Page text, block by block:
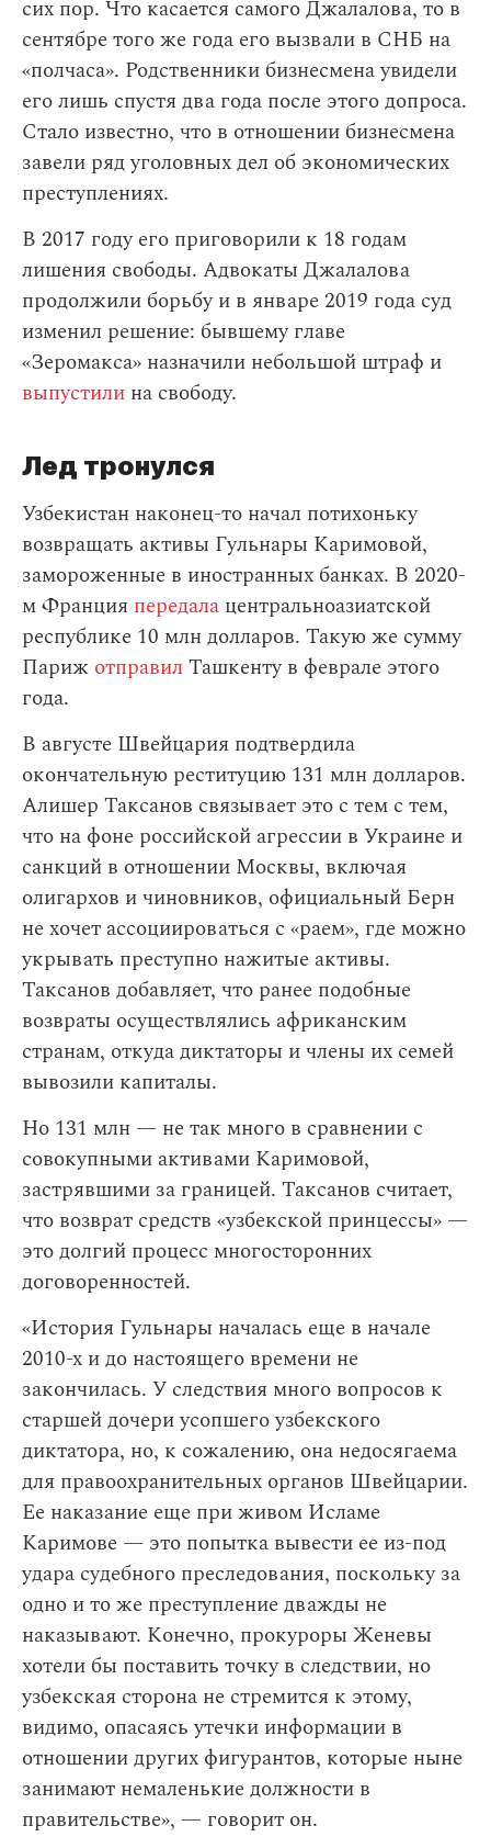
сих пор. Что касается самого Джалалова, то в
сентябре того же года его вызвали в СНБ на
«полчаса». Родственники бизнесмена увидели
его лишь спустя два года после этого допроса.
Стало известно, что в отношении бизнесмена
завели ряд уголовных дел об экономических
преступлениях.
В 2017 году его приговорили к 18 годам
лишения свободы. Адвокаты Джалалова
продолжили борьбу и в январе 2019 года суд
изменил решение: бывшему главе
«Зеромакса» назначили небольшой штраф и
выпустили на свободу.
Лед тронулся
Узбекистан наконец-то начал потихоньку
возвращать активы Гульнары Каримовой,
замороженные в иностранных банках. В 2020-
м Франция передала центральноазиатской
республике 10 млн долларов. Такую же сумму
Париж отправилТашкенту в феврале этого
года.
В августе Швейцария подтвердила
окончательную реституцию 131 млн долларов.
Алишер Таксанов связывает это с тем с тем,
что на фоне российской агрессии в Украине и
санкций в отношении Москвы, включая
олигархов и чиновников, официальный Берн
не хочет ассоциироваться с «раем», где можно
укрывать преступно нажитые активы.
Таксанов добавляет, что ранее подобные
возвраты осуществлялись африканским
странам, откуда диктаторы и члены их семей
вывозили капиталы.
Но 131 млн — не так много в сравнении с
совокупными активами Каримовой,
застрявшими за границей. Таксанов считает,
что возврат средств «узбекской принцессы» —
это долгий процесс многосторонних
договоренностей.
«История Гульнары началась еще в начале
2010-х и до настоящего времени не
закончилась. У следствия много вопросов к
старшей дочери усопшего узбекского
диктатора, но, к сожалению, она недосягаема
для правоохранительных органов Швейцарии.
Ее наказание еще при живом Исламе
Каримове — это попытка вывести ее из-под
удара судебного преследования, поскольку за
одно и то же преступление дважды не
наказывают. Конечно, прокуроры Женевы
хотели бы поставить точку в следствии, но
узбекская сторона не стремится к этому,
видимо, опасаясь утечки информации в
отношении других фигурантов, которые ныне
занимают немаленькие должности в
правительстве», — говорит он.